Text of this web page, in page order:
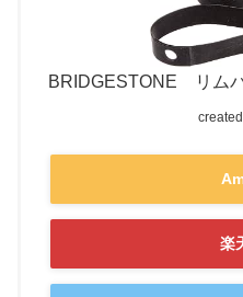
BRIDGESTONE リム
楽